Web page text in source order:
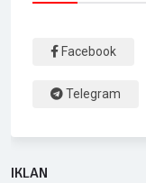
Facebook
Telegram
IKLAN